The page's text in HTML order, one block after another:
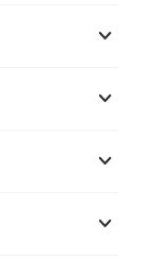
keyboard_arrow_down
keyboard_arrow_down
keyboard_arrow_down
keyboard_arrow_down